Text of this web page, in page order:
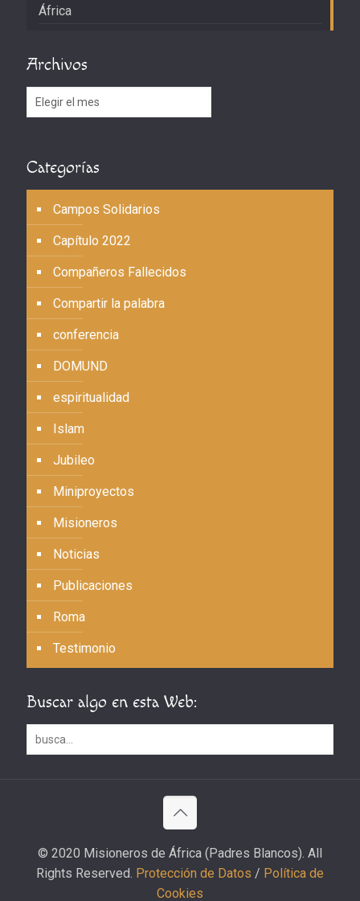
África
Archivos
Archivos
Categorías
Campos Solidarios
Capítulo 2022
Compañeros Fallecidos
Compartir la palabra
conferencia
DOMUND
espiritualidad
Islam
Jubileo
Miniproyectos
Misioneros
Noticias
Publicaciones
Roma
Testimonio
Buscar algo en esta Web:
© 2020 Misioneros de África (Padres Blancos). All
Rights Reserved. Protección de Datos / Política de
Cookies